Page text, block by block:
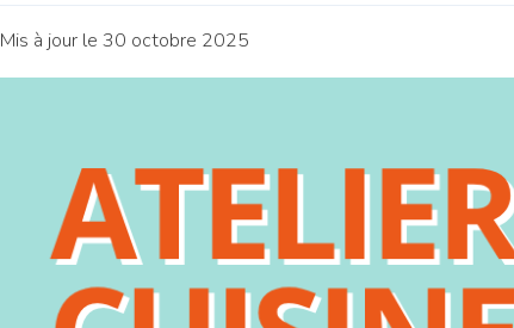
Mis à jour le 30 octobre 2025